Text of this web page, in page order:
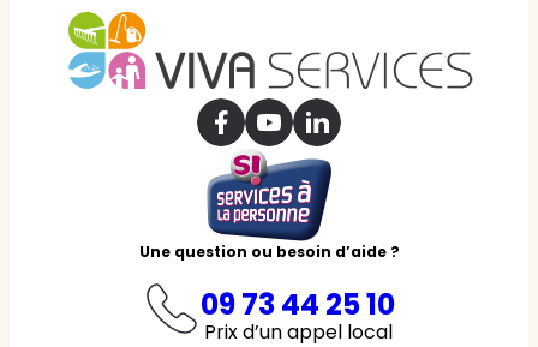
Une question ou besoin d’aide ?
09 73 44 25 10
Prix d’un appel local